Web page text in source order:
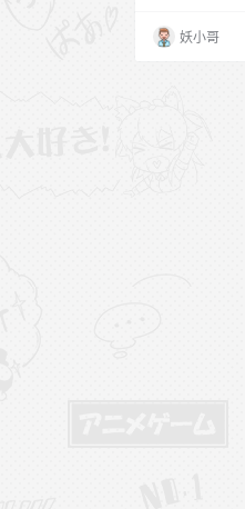
NO.0B]
妖小哥